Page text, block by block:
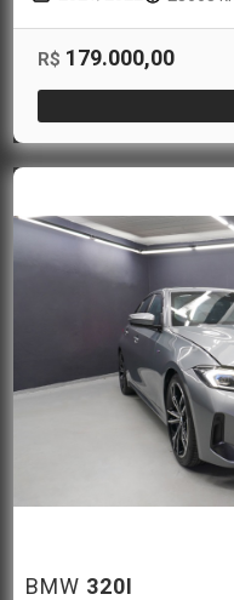
R$ 179.000,00
BMW 320I